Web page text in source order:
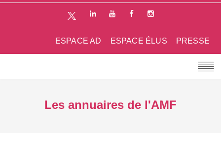
PRESSE
ESPACE ÉLUS
ESPACE AD
Les annuaires de l'AMF